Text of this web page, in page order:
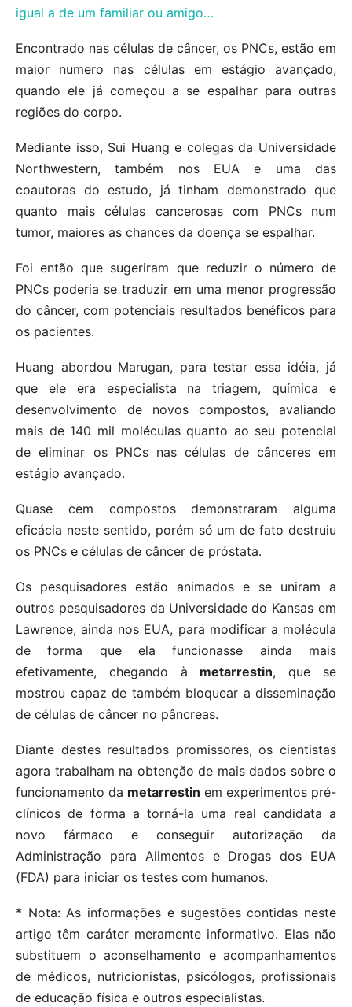
igual a de um familiar ou amigo…
Encontrado nas células de câncer, os PNCs, estão em
maior numero nas células em estágio avançado,
quando ele já começou a se espalhar para outras
regiões do corpo.
Mediante isso, Sui Huang e colegas da Universidade
Northwestern, também nos EUA e uma das
coautoras do estudo, já tinham demonstrado que
quanto mais células cancerosas com PNCs num
tumor, maiores as chances da doença se espalhar.
Foi então que sugeriram que reduzir o número de
PNCs poderia se traduzir em uma menor progressão
do câncer, com potenciais resultados benéficos para
os pacientes.
Huang abordou Marugan, para testar essa idéia, já
que ele era especialista na triagem, química e
desenvolvimento de novos compostos, avaliando
mais de 140 mil moléculas quanto ao seu potencial
de eliminar os PNCs nas células de cânceres em
estágio avançado.
Quase cem compostos demonstraram alguma
eficácia neste sentido, porém só um de fato destruiu
os PNCs e células de câncer de próstata.
Os pesquisadores estão animados e se uniram a
outros pesquisadores da Universidade do Kansas em
Lawrence, ainda nos EUA, para modificar a molécula
de forma que ela funcionasse ainda mais
efetivamente, chegando à metarrestin, que se
mostrou capaz de também bloquear a disseminação
de células de câncer no pâncreas.
Diante destes resultados promissores, os cientistas
agora trabalham na obtenção de mais dados sobre o
funcionamento da metarrestin em experimentos pré-
clínicos de forma a torná-la uma real candidata a
novo fármaco e conseguir autorização da
Administração para Alimentos e Drogas dos EUA
(FDA) para iniciar os testes com humanos.
* Nota: As informações e sugestões contidas neste
artigo têm caráter meramente informativo. Elas não
substituem o aconselhamento e acompanhamentos
de médicos, nutricionistas, psicólogos, profissionais
de educação física e outros especialistas.